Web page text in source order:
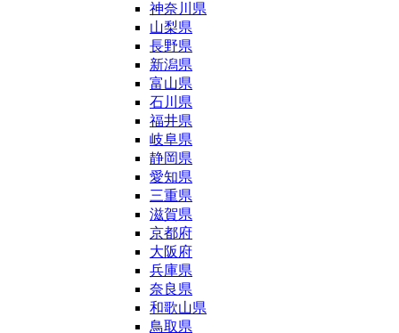
神奈川県
山梨県
長野県
新潟県
富山県
石川県
福井県
岐阜県
静岡県
愛知県
三重県
滋賀県
京都府
大阪府
兵庫県
奈良県
和歌山県
鳥取県